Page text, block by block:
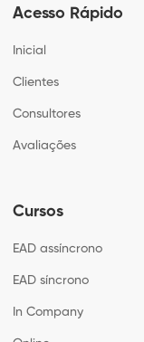
Acesso Rápido
Inicial
Clientes
Consultores
Avaliações
Cursos
EAD assíncrono
EAD síncrono
In Company